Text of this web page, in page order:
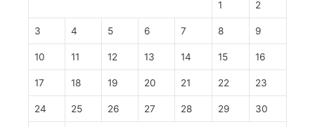
1 2
3 4 5 6 7 8 9
10 11 12 13 14 15 16
17 18 19 20 21 22 23
24 25 26 27 28 29 30